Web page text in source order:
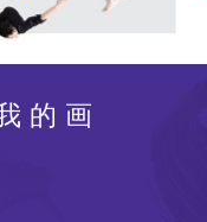
的画